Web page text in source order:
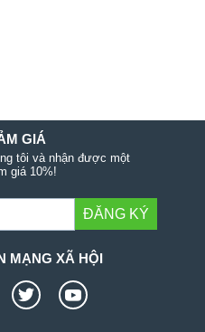
GIÁ
tôi và nhận được một
giá 10%!
ĐĂNG KÝ
MẠNG XÃ HỘI